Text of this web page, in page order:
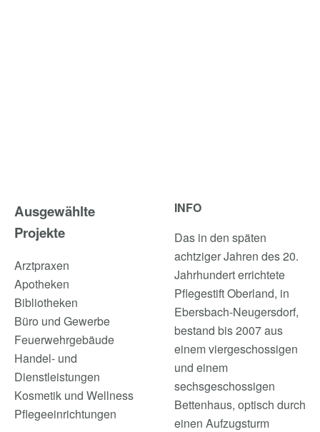
Ausgewählte
Projekte
Arztpraxen
Apotheken
Bibliotheken
Büro und Gewerbe
Feuerwehrgebäude
Handel- und
Dienstleistungen
Kosmetik und Wellness
Pflegeeinrichtungen
INFO
Das in den späten
achtziger Jahren des 20.
Jahrhundert errichtete
Pflegestift Oberland, in
Ebersbach-Neugersdorf,
bestand bis 2007 aus
einem viergeschossigen
und einem
sechsgeschossigen
Bettenhaus, optisch durch
einen Aufzugsturm